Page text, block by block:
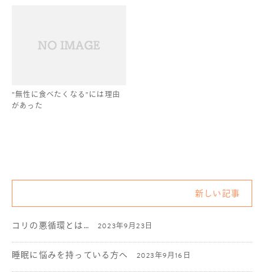
”無性に食べたくなる”には理由
があった
新しい記事
コリの悪循環とは… 2023年9月23日
睡眠に悩みを持っている方へ 2023年9月16日